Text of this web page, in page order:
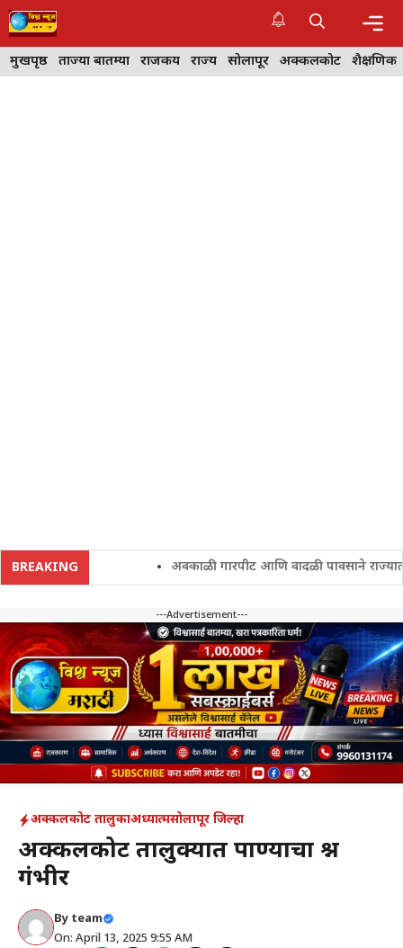
Skip
to
content
मुखपृष्ठ ताज्या बातम्या राजकीय राज्य सोलापूर अक्कलकोट शैक्षणिक
BREAKING अवकाळी गारपीट आणि वादळी पावसाने राज्यातील
---Advertisement---
अक्कलकोट तालुकाअध्यात्मसोलापूर जिल्हा
अक्कलकोट तालुक्यात पाण्याचा प्रश्न
गंभीर
By team
On: April 13, 2025 9:55 AM